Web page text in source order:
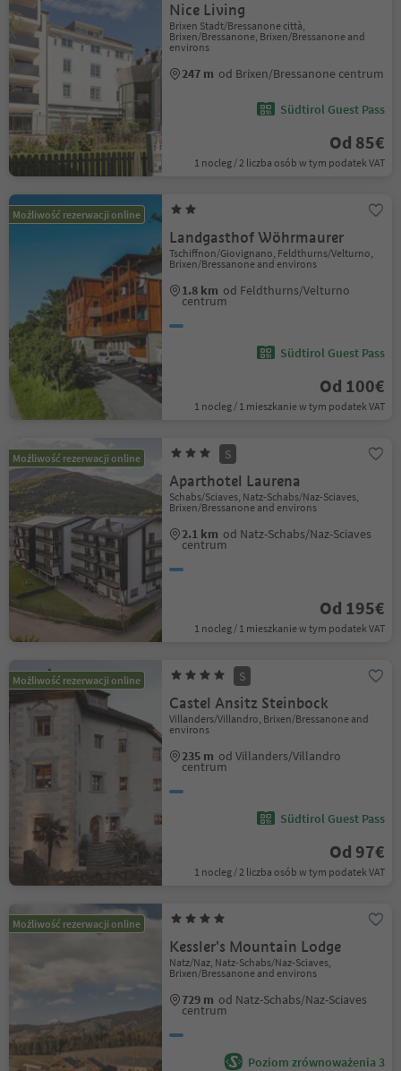
Nice Living
Brixen Stadt/Bressanone città,
Brixen/Bressanone, Brixen/Bressanone and
environs
247 m od Brixen/Bressanone centrum
Südtirol Guest Pass
Od 85€
1 nocleg / 2 liczba osób w tym podatek VAT
Możliwość rezerwacji online
Landgasthof Wöhrmaurer
Tschiffnon/Giovignano, Feldthurns/Velturno,
Brixen/Bressanone and environs
1.8 km od Feldthurns/Velturno
centrum
Südtirol Guest Pass
Od 100€
1 nocleg / 1 mieszkanie w tym podatek VAT
Możliwość rezerwacji online S
Aparthotel Laurena
Schabs/Sciaves, Natz-Schabs/Naz-Sciaves,
Brixen/Bressanone and environs
2.1 km od Natz-Schabs/Naz-Sciaves
centrum
Od 195€
1 nocleg / 1 mieszkanie w tym podatek VAT
Możliwość rezerwacji online S
Castel Ansitz Steinbock
Villanders/Villandro, Brixen/Bressanone and
environs
235 m od Villanders/Villandro
centrum
Südtirol Guest Pass
Od 97€
1 nocleg / 2 liczba osób w tym podatek VAT
Możliwość rezerwacji online
Kessler's Mountain Lodge
Natz/Naz, Natz-Schabs/Naz-Sciaves,
Brixen/Bressanone and environs
729 m od Natz-Schabs/Naz-Sciaves
centrum
Poziom zrównoważenia 3